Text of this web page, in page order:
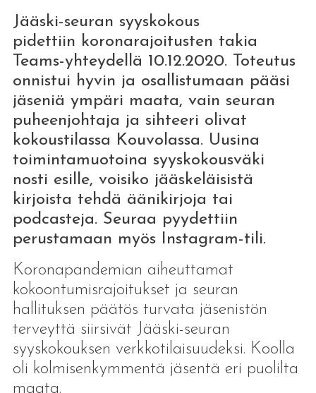
Jääski-seuran syyskokous
pidettiin koronarajoitusten takia
Teams-yhteydellä 10.12.2020. Toteutus
onnistui hyvin ja osallistumaan pääsi
jäseniä ympäri maata, vain seuran
puheenjohtaja ja sihteeri olivat
kokoustilassa Kouvolassa. Uusina
toimintamuotoina syyskokousväki
nosti esille, voisiko jääskeläisistä
kirjoista tehdä äänikirjoja tai
podcasteja. Seuraa pyydettiin
perustamaan myös Instagram-tili.
Koronapandemian aiheuttamat
kokoontumisrajoitukset ja seuran
hallituksen päätös turvata jäsenistön
terveyttä siirsivät Jääski-seuran
syyskokouksen verkkotilaisuudeksi. Koolla
oli kolmisenkymmentä jäsentä eri puolilta
maata.